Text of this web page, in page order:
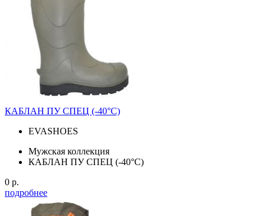
КАБЛАН ПУ СПЕЦ (-40°С)
EVASHOES
Мужская коллекция
КАБЛАН ПУ СПЕЦ (-40°С)
0 р.
подробнее